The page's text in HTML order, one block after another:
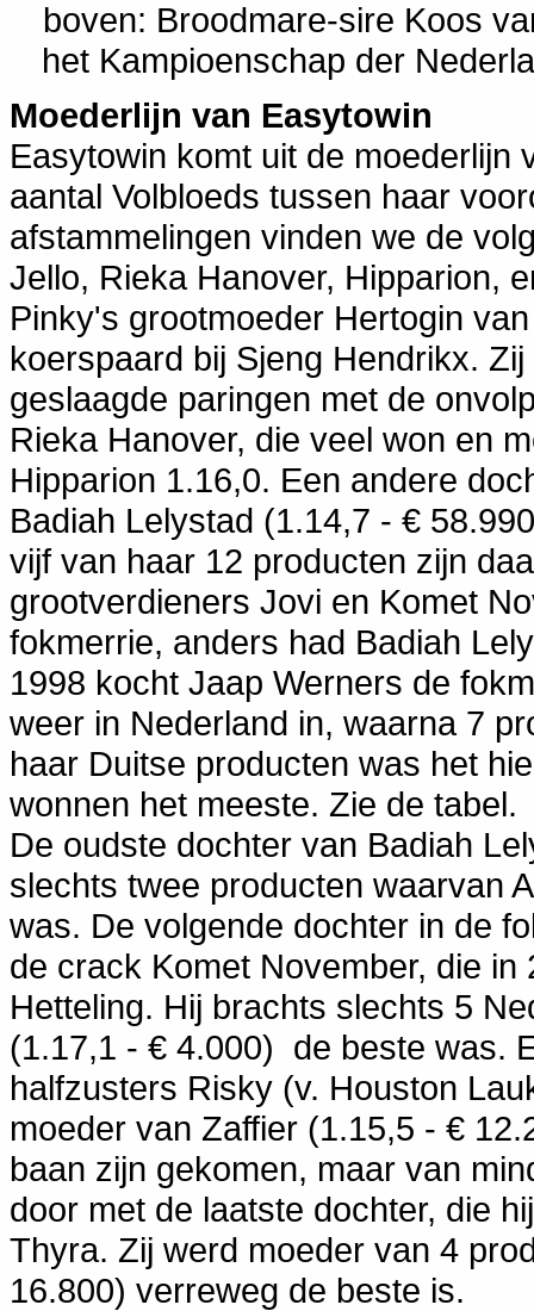
boven: Broodmare-sire Koos
het Kampioenschap der
Moederlijn van Easytowin
Easytowin komt uit de moederlijn
aantal Volbloeds tussen haar
afstammelingen vinden we de
Jello, Rieka Hanover, Hipparion,
Pinky's grootmoeder Hertogin
koerspaard bij Sjeng Hendrikx.
geslaagde paringen met de
Rieka Hanover, die veel won en
Hipparion 1.16,0. Een andere
Badiah Lelystad (1.14,7 - €
vijf van haar 12 producten zijn
grootverdieners Jovi en Komet
fokmerrie, anders had Badiah
1998 kocht Jaap Werners de
weer in Nederland in, waarna 7
haar Duitse producten was het
wonnen het meeste. Zie de tabel.
De oudste dochter van Badiah
slechts twee producten waarvan
was. De volgende dochter in de
de crack Komet November, die
Hetteling. Hij brachts slechts 5
(1.17,1 - € 4.000) de beste was.
halfzusters Risky (v. Houston
moeder van Zaffier (1.15,5 - €
baan zijn gekomen, maar van
door met de laatste dochter, die
Thyra. Zij werd moeder van 4
16.800) verreweg de beste is.